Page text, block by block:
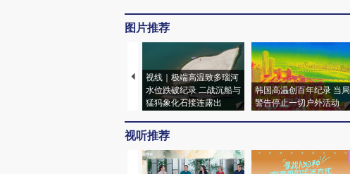
图片推荐
视线｜极端高温致多瑙河
水位跌破纪录 二战沉船与
猛犸象化石接连露出
韩国高温创百年纪录 当局
警告停止一切户外活动
视听推荐